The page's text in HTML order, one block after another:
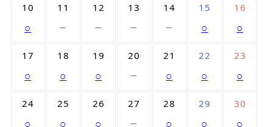
10
○
11
－
12
－
13
－
14
－
15
○
16
○
17
○
18
○
19
○
20
－
21
○
22
○
23
○
24
○
25
○
26
○
27
－
28
○
29
○
30
○